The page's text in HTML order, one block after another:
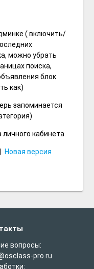
( включить/
можно убрать
поиска,
блок
как)
запоминается
кабинета.
Новая версия
вопросы:
pro.ru